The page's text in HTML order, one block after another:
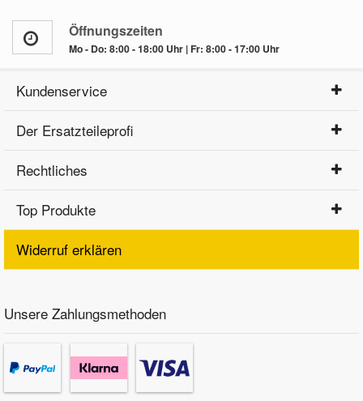
Öffnungszeiten
Mo - Do: 8:00 - 18:00 Uhr | Fr: 8:00 - 17:00 Uhr
Kundenservice
Der Ersatzteileprofi
Rechtliches
Top Produkte
Widerruf erklären
Unsere Zahlungsmethoden